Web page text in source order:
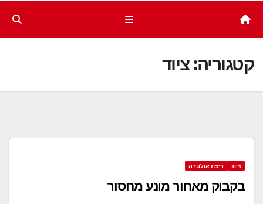
קטגוריה:ציוד
ציוד ריצת אולטרה
בקבוק מאחור מונע מחסור